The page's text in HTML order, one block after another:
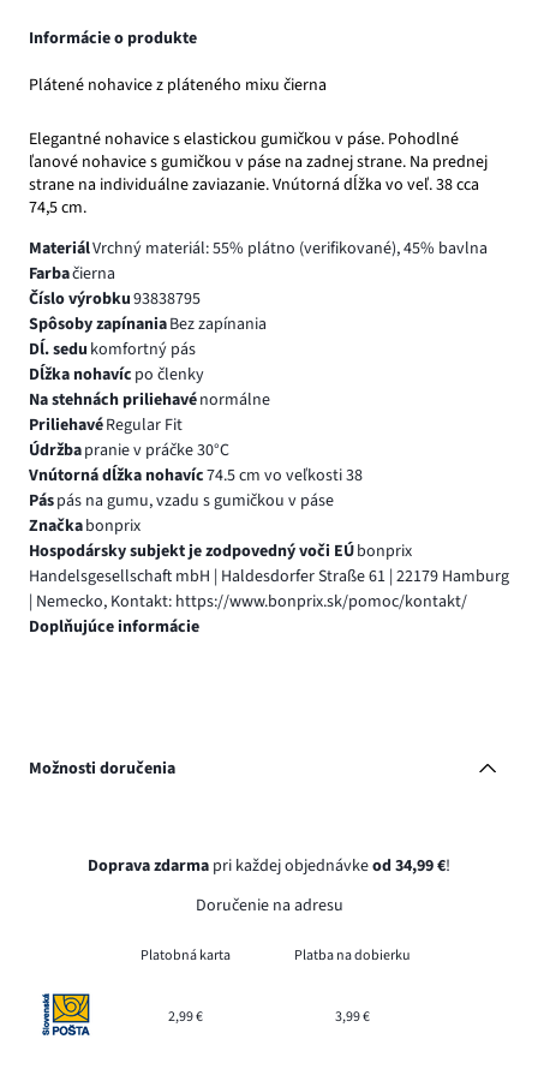
Informácie o produkte
Plátené nohavice z pláteného mixu čierna
Elegantné nohavice s elastickou gumičkou v páse. Pohodlné
ľanové nohavice s gumičkou v páse na zadnej strane. Na prednej
strane na individuálne zaviazanie. Vnútorná dĺžka vo veľ. 38 cca
74,5 cm.
MateriálVrchný materiál: 55% plátno (verifikované), 45% bavlna
Farbačierna
Číslo výrobku93838795
Spôsoby zapínaniaBez zapínania
Dĺ. sedu komfortný pás
Dĺžka nohavíc po členky
Na stehnách priliehavénormálne
PriliehavéRegular Fit
Údržbapranie v práčke 30°C
Vnútorná dĺžka nohavíc74.5 cm vo veľkosti 38
Páspás na gumu, vzadu s gumičkou v páse
Značkabonprix
Hospodársky subjekt je zodpovedný voči EÚbonprix
Handelsgesellschaft mbH | Haldesdorfer Straße 61 | 22179 Hamburg
| Nemecko, Kontakt: https://www.bonprix.sk/pomoc/kontakt/
Doplňujúce informácie
Možnosti doručenia
Doprava zdarma pri každej objednávkeod 34,99 €!
Doručenie na adresu
Platobná karta Platba na dobierku
2,99 € 3,99 €